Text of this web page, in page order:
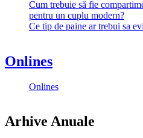
Cum trebuie să fie
pentru un cuplu modern?
Ce tip de paine ar trebui sa
Onlines
Onlines
Arhive Anuale